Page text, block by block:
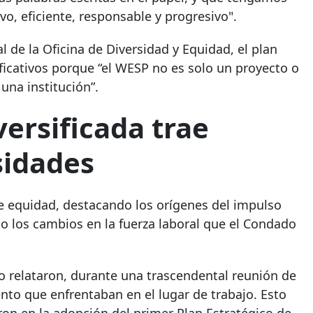
eficiente, responsable y progresivo".
de la Oficina de Diversidad y Equidad, el plan
porque “el WESP no es solo un proyecto o
institución”.
trae
equidad, destacando los orígenes del impulso
los cambios en la fuerza laboral que el Condado
relataron, durante una trascendental reunión de
que enfrentaban en el lugar de trabajo. Esto